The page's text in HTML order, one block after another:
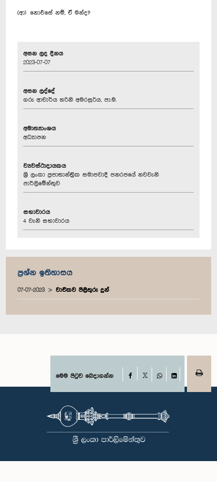
(ආ) නොඑසේ නම්, ඒ මන්ද?
අසන ලද දිනය
2023-07-07
අසන ලද්දේ
ගරු ආචාර්ය හරිනි අමරසූරිය, පා.ම.
අමාත්‍යාංශය
අධ්‍යාපන
ව්‍යවස්ථාදායකය
ශ්‍රී ලංකා ප්‍රජාතාන්ත්‍රික සමාජවාදී ජනරජයේ නවවැනි
පාර්ලිමේන්තුව
සභාවාරය
4 වැනි සභාවාරය
ප්‍රශ්න ඉතිහාසය
07-07-2023 වාචිකව පිළිතුරු දුන්
මෙම පිටුව බෙදාගන්න Facebook
WhatsAppLinkedIn